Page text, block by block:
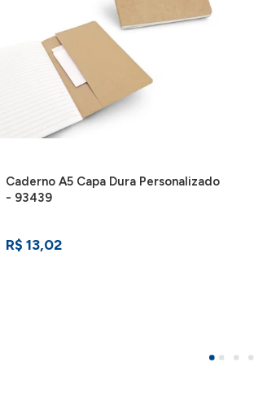
Caderno A5 Capa Dura Personalizado
- 93439
R$ 13,02